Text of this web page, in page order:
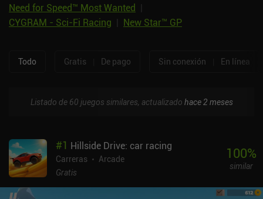
Need for Speed™ Most Wanted
CYGRAM - Sci-Fi Racing
New Star™ GP
Todo Gratis De pago Sin conexión En línea
Listado de 60 juegos similares, actualizado hace 2 meses
#1 Hillside Drive: car racing
Carreras
Arcade
Gratis
100%
similar